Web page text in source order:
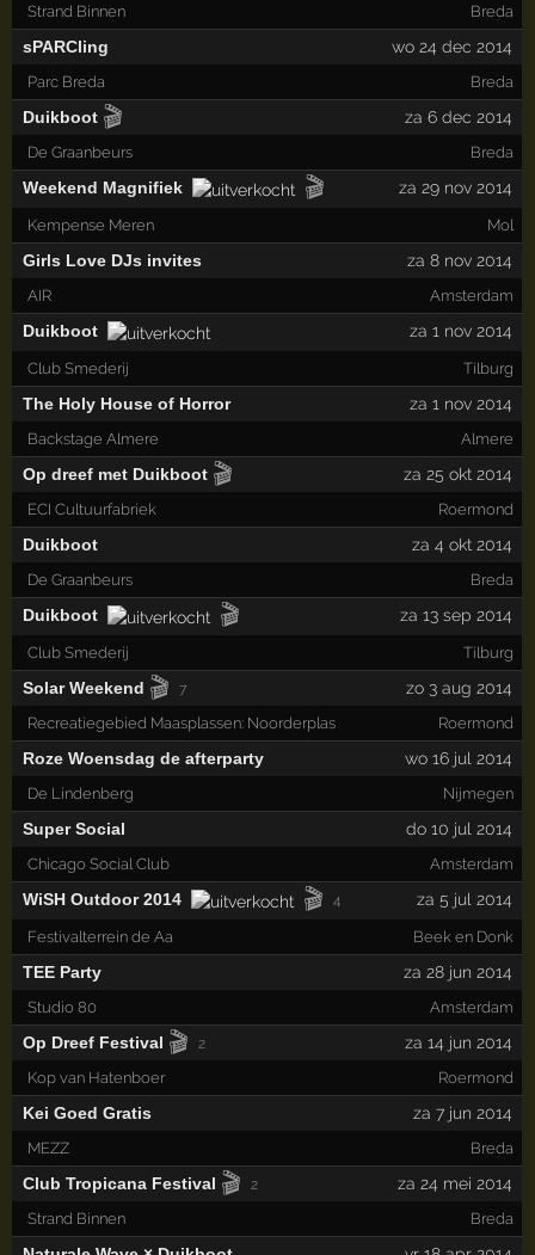
Strand Binnen Breda
sPARCling wo 24 dec 2014
Parc Breda Breda
Duikboot 🎬 za 6 dec 2014
De Graanbeurs Breda
Weekend Magnifiek 🎬 za 29 nov 2014
Kempense Meren Mol
Girls Love DJs invites za 8 nov 2014
AIR Amsterdam
Duikboot za 1 nov 2014
Club Smederij Tilburg
The Holy House of Horror za 1 nov 2014
Backstage Almere Almere
Op dreef met Duikboot 🎬 za 25 okt 2014
ECI Cultuurfabriek Roermond
Duikboot za 4 okt 2014
De Graanbeurs Breda
Duikboot 🎬 za 13 sep 2014
Club Smederij Tilburg
Solar Weekend 🎬 7 zo 3 aug 2014
Recreatiegebied Maasplassen: Noorderplas Roermond
Roze Woensdag de afterparty wo 16 jul 2014
De Lindenberg Nijmegen
Super Social do 10 jul 2014
Chicago Social Club Amsterdam
WiSH Outdoor 2014 🎬 4 za 5 jul 2014
Festivalterrein de Aa Beek en Donk
TEE Party za 28 jun 2014
Studio 80 Amsterdam
Op Dreef Festival 🎬 2 za 14 jun 2014
Kop van Hatenboer Roermond
Kei Goed Gratis za 7 jun 2014
MEZZ Breda
Club Tropicana Festival 🎬 2 za 24 mei 2014
Strand Binnen Breda